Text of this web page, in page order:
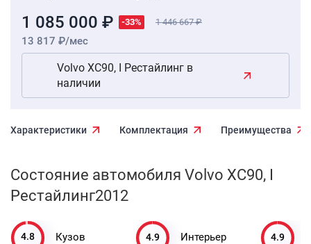
1 085 000 ₽ -33% 1 446 667
13 817 ₽/мес
Volvo XC90, I Рестайлинг в
наличии
Характеристики Комплектация Преимущества
Состояние автомобиля Volvo XC90, I
Рестайлинг2012
4.8 Кузов 4.9 Интерьер 4.9